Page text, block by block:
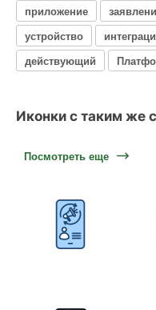
приложение
устройство
действующий
Иконки с таким же
Посмотреть еще